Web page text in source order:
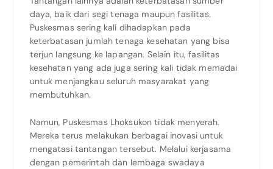
daya, baik dari segi tenaga maupun fasilitas.
Puskesmas sering kali dihadapkan pada
keterbatasan jumlah tenaga kesehatan yang bisa
terjun langsung ke lapangan. Selain itu, fasilitas
kesehatan yang ada juga sering kali tidak memadai
untuk menjangkau seluruh masyarakat yang
membutuhkan.
Namun, Puskesmas Lhoksukon tidak menyerah.
Mereka terus melakukan berbagai inovasi untuk
mengatasi tantangan tersebut. Melalui kerjasama
dengan pemerintah dan lembaga swadaya